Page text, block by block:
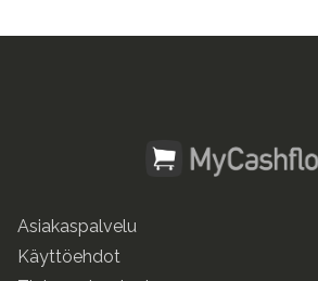
Asiakaspalvelu
Käyttöehdot